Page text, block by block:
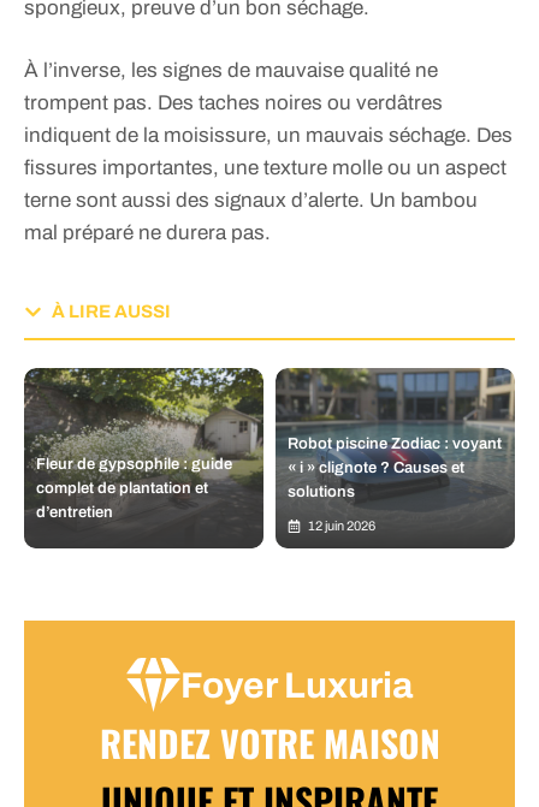
spongieux, preuve d’un bon séchage.
À l’inverse, les signes de mauvaise qualité ne
trompent pas. Des taches noires ou verdâtres
indiquent de la moisissure, un mauvais séchage. Des
fissures importantes, une texture molle ou un aspect
terne sont aussi des signaux d’alerte. Un bambou
mal préparé ne durera pas.
À LIRE AUSSI
Fleur de gypsophile : guide
complet de plantation et
d’entretien
Robot piscine Zodiac : voyant
« i » clignote ? Causes et
solutions
12 juin 2026
Foyer Luxuria
RENDEZ VOTRE MAISON